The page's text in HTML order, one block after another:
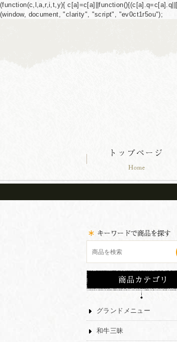
(function(c,l,a,r,i,t,y){
(window, document, "clarity", "script", "ev0ct1r5ou");
グランドメニュー
和牛三昧